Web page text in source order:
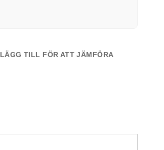
LÄGG TILL FÖR ATT JÄMFÖRA